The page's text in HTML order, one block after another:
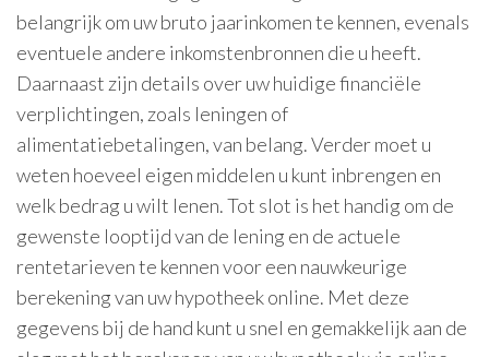
belangrijk om uw bruto jaarinkomen te kennen, evenals
eventuele andere inkomstenbronnen die u heeft.
Daarnaast zijn details over uw huidige financiële
verplichtingen, zoals leningen of
alimentatiebetalingen, van belang. Verder moet u
weten hoeveel eigen middelen u kunt inbrengen en
welk bedrag u wilt lenen. Tot slot is het handig om de
gewenste looptijd van de lening en de actuele
rentetarieven te kennen voor een nauwkeurige
berekening van uw hypotheek online. Met deze
gegevens bij de hand kunt u snel en gemakkelijk aan de